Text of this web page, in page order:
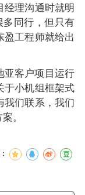
经理沟通时就明
多同行，但只有
盈工程师就给出
亚客户项目运行
于小机组框架式
我们联系，我们
。